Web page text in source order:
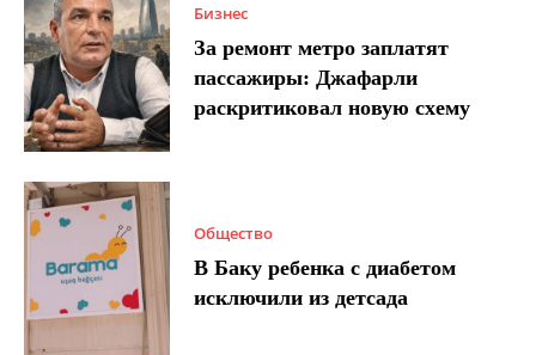
Бизнес
За ремонт метро заплатят
пассажиры: Джафарли
раскритиковал новую схему
Общество
В Баку ребенка с диабетом
исключили из детсада